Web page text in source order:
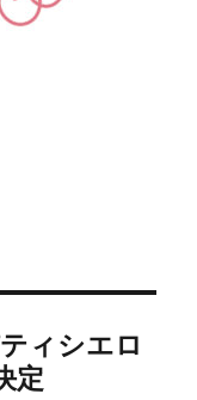
ィシエロ
定